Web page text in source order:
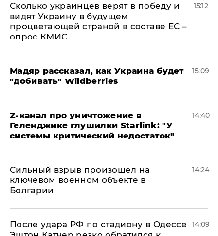
Сколько украинцев верят в победу и
видят Украину в будущем
процветающей страной в составе ЕС –
опрос КМИС
15:12
Мадяр рассказал, как Украина будет
"добивать" Wildberries
15:09
Z-канал про уничтожение в
Геленджике глушилки Starlink: "У
системы критический недостаток"
14:40
Сильный взрыв произошел на
ключевом военном объекте в
Болгарии
14:24
После удара РФ по стадиону в Одессе
14:09